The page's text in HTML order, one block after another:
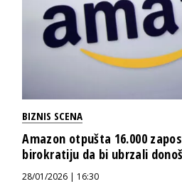
BIZNIS SCENA
Amazon otpušta 16.000
birokratiju da bi ubrzali
28/01/2026 | 16:30